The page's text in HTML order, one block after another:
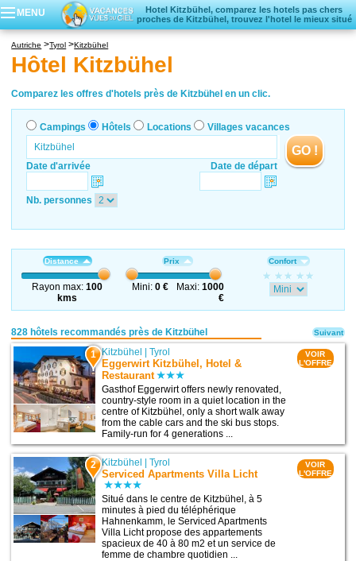
MENU
Hotel Kitzbühel, comparez les hotels pas chers
proches de Kitzbühel, trouvez l'hotel le mieux situé
Hôtels
Locations vacances
Villages vacances
Autriche Tyrol Kitzbühel
Hôtel Kitzbühel
Comparez les offres d'hotels près de Kitzbühel en un clic.
Campings Hôtels Locations Villages vacances
Date d'arrivée Date de départ
GO !
Nb. personnes
Distance
Rayon max:100
kms
Prix
Mini: 0 € Maxi:1000
€
Confort
828 hôtels recommandés près de Kitzbühel
1 Kitzbühel |Tyrol
Eggerwirt Kitzbühel, Hotel &
Restaurant
Gasthof Eggerwirt offers newly renovated,
country-style room in a quiet location in the
centre of Kitzbühel, only a short walk away
from the cable cars and the ski bus stops.
Family-run for 4 generations ...
VOIR
L'OFFRE
2 Kitzbühel |Tyrol
Serviced Apartments Villa Licht
Situé dans le centre de Kitzbühel, à 5
minutes à pied du téléphérique
Hahnenkamm, le Serviced Apartments
Villa Licht propose des appartements
spacieux de 40 à 80 m2 et un service de
femme de chambre quotidien ...
VOIR
L'OFFRE
Suivant